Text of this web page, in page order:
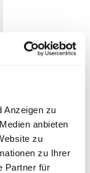
Anzeigen zu
anbieten
zu
zu Ihrer
Partner für
SIENA
'Falk', natur
119,—